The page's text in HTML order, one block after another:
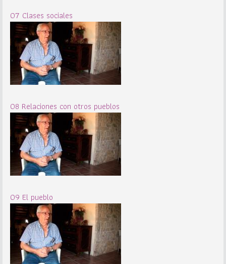
07 Clases sociales
08 Relaciones con otros pueblos
09 El pueblo